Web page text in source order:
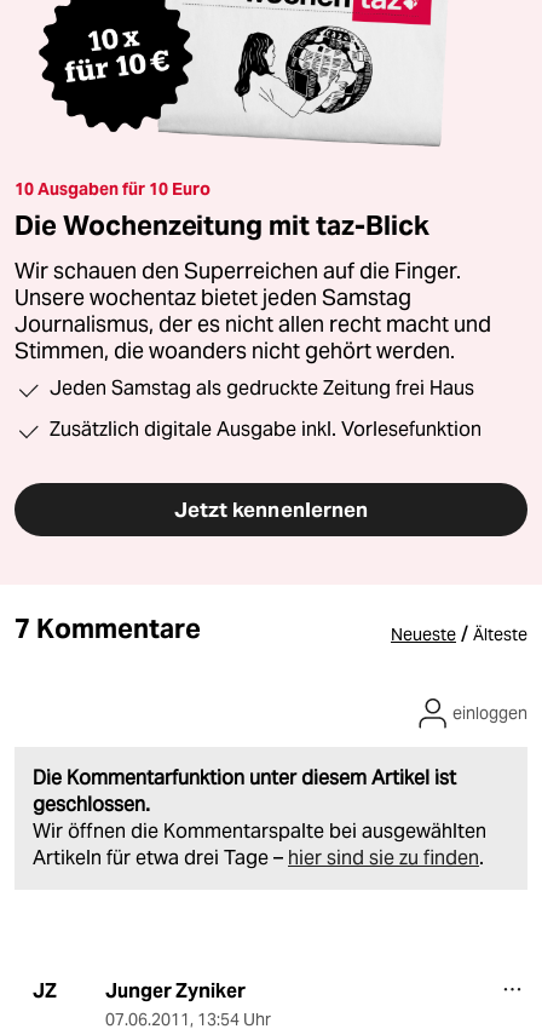
10 Ausgaben für 10 Euro
Die Wochenzeitung mit taz-Blick
Wir schauen den Superreichen auf die Finger.
Unsere wochentaz bietet jeden Samstag
Journalismus, der es nicht allen recht macht und
Stimmen, die woanders nicht gehört werden.
Jeden Samstag als gedruckte Zeitung frei Haus
Zusätzlich digitale Ausgabe inkl. Vorlesefunktion
Jetzt kennenlernen
7 Kommentare Neueste / Älteste
Die Kommentarfunktion unter diesem Artikel ist
geschlossen.
Wir öffnen die Kommentarspalte bei ausgewählten
Artikeln für etwa drei Tage – hier sind sie zu finden.
einloggen
JZ Junger Zyniker
07.06.2011, 13:54 Uhr